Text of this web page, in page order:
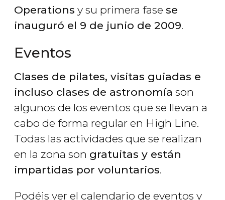
Operations y su primera fase se
inauguró el 9 de junio de 2009.
Eventos
Clases de pilates, visitas guiadas e
incluso clases de astronomía son
algunos de los eventos que se llevan a
cabo de forma regular en High Line.
Todas las actividades que se realizan
en la zona son gratuitas y están
impartidas por voluntarios.
Podéis ver el calendario de eventos y